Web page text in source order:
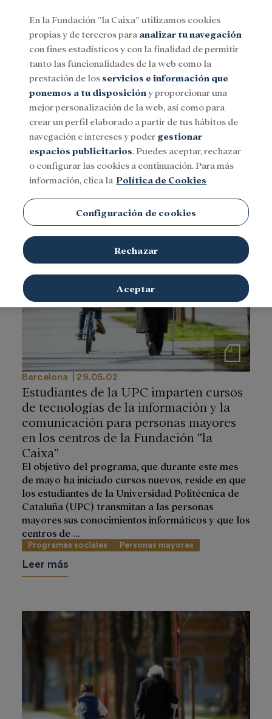
Menu
SocialInvestigación y becasCultura
Programas sociales
Notas de prensa
Barcelona 29.05.02
Estudiantes de la UPC imparten cursos
de tecnologías de la información y la
comunicación para personas mayores
en los centros de la Fundación ”la
Caixa”
El objetivo del programa, que durante este mes
de mayo ha iniciado cursos nuevos, reside en que
los estudiantes de la Universidad Politécnica de
Cataluña (UPC) transmitan a las personas
mayores sus conocimientos informáticos y que los
centros de ...
Programas sociales Personas mayores
Leer más
En la Fundación ”la Caixa” utilizamos cookies
propias y de terceros para analizar tu navegación
con fines estadísticos y con la finalidad de permitir
tanto las funcionalidades de la web como la
prestación de los servicios e información que
ponemos a tu disposición y proporcionar una
mejor personalización de la web, así como para
crear un perfil elaborado a partir de tus hábitos de
navegación e intereses y poder gestionar
espacios publicitarios. Puedes aceptar, rechazar
o configurar las cookies a continuación. Para más
información, clica la Política de Cookies
Configuración de cookies
Rechazar
Aceptar